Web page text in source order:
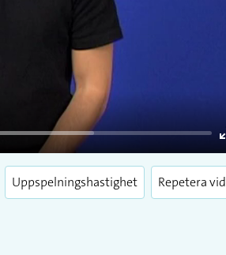
Uppspelningshastighet Repetera